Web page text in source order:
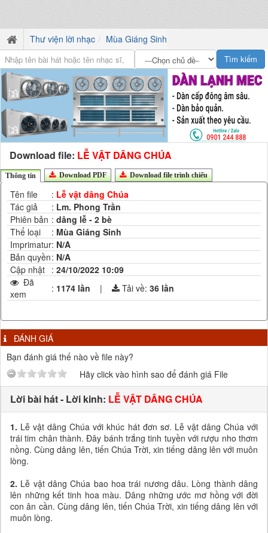
Thư viện lời nhạc Mùa Giáng Sinh
Download file: LỄ VẬT DÂNG CHÚA
Thông tin Download PDF Download file trình chiếu
Tên file : Lễ vật dâng Chúa
Tác giả
: Lm. Phong Trần
Phiên bản : dâng lễ - 2 bè
Thể loại
: Mùa Giáng Sinh
Imprimatur: N/A
Bản quyền: N/A
Cập nhật : 24/10/2022 10:09
Đã
xem
: 1174 lần | Tải về: 36 lần
ĐÁNH GIÁ
Bạn đánh giá thế nào về file này?
Hãy click vào hình sao để đánh giá File
Lời bài hát - Lời kinh: LỄ VẬT DÂNG CHÚA
1. Lễ vật dâng Chúa với khúc hát đơn sơ. Lễ vật dâng Chúa với
trái tim chân thành. Đây bánh trắng tinh tuyền với rượu nho thơm
nồng. Cùng dâng lên, tiến Chúa Trời, xin tiếng dâng lên với muôn
lòng.
2. Lễ vật dâng Chúa bao hoa trái nương dâu. Lòng thành dâng
lên những kết tinh hoa màu. Dâng những ước mơ hồng với đời
con ân cần. Cùng dâng lên, tiến Chúa Trời, xin tiếng dâng lên với
muôn lòng.